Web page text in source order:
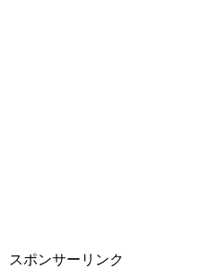
スポンサーリンク